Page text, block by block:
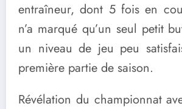
entraîneur, dont 5 fois en
n’a marqué qu’un seul petit
un niveau de jeu peu
première partie de saison.
Révélation du championnat